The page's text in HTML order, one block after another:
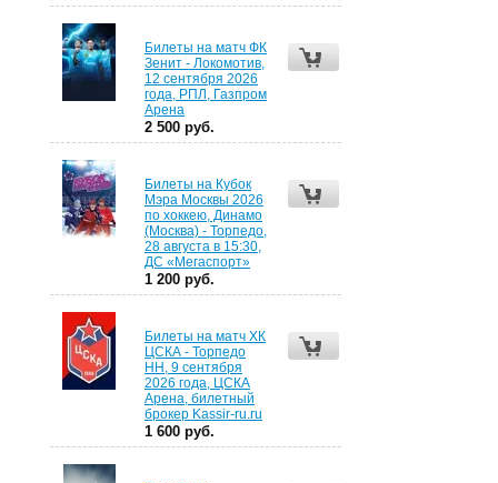
Билеты на матч ФК
Зенит - Локомотив,
12 сентября 2026
года, РПЛ, Газпром
Арена
2 500 руб.
Билеты на Кубок
Мэра Москвы 2026
по хоккею, Динамо
(Москва) - Торпедо,
28 августа в 15:30,
ДС «Мегаспорт»
1 200 руб.
Билеты на матч ХК
ЦСКА - Торпедо
НН, 9 сентября
2026 года, ЦСКА
Арена, билетный
брокер Kassir-ru.ru
1 600 руб.